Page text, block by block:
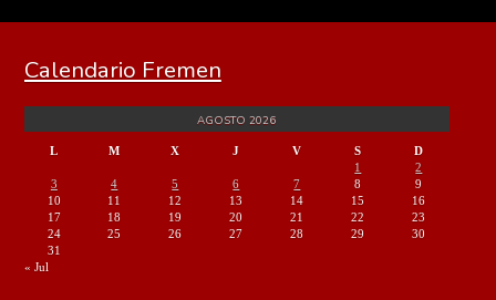
Calendario Fremen
AGOSTO 2026
L M X J V S
D
1
2
3
4 5 6 7 8
9
10
11 12 13 14 15
16
17
18 19 20 21 22
23
24
25 26 27 28 29
30
31
« Jul